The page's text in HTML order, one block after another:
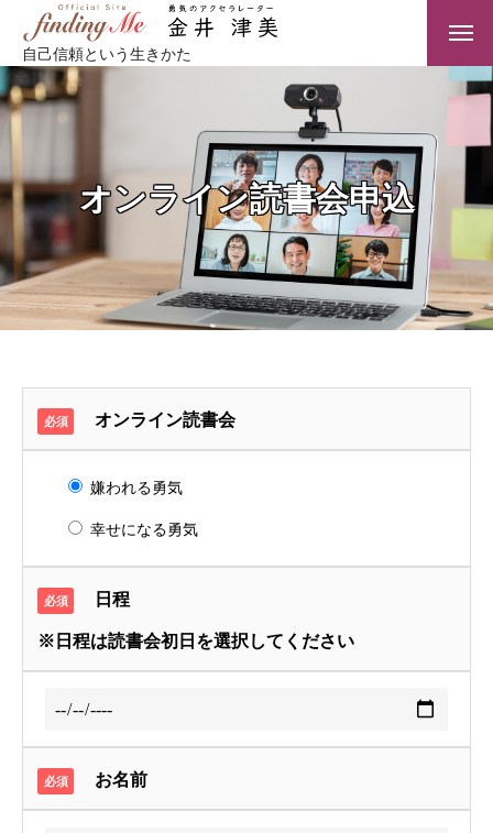
自己信頼という生きかた
オンライン読書会申込
必須 オンライン読書会
嫌われる勇気
幸せになる勇気
必須 日程
※日程は読書会初日を選択してください
必須 お名前